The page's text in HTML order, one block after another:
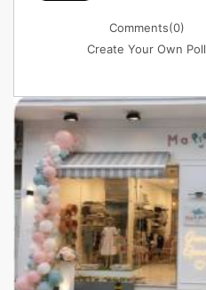
Comments(0)
Create Your Own Poll